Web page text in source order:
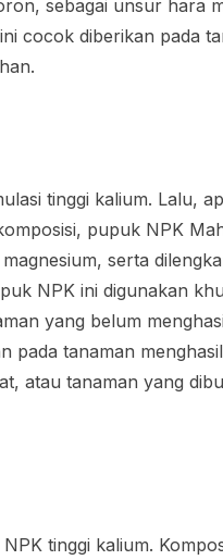
sebagai unsur hara
cocok diberikan pada
tinggi kalium. Lalu,
pupuk NPK
serta
NPK ini digunakan
yang belum
pada tanaman
atau tanaman yang
tinggi kalium.